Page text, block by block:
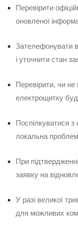
Перевірити
оновленої
Зателефонувати
і уточнити стан
Перевірити, чи
електрощитку
Поспілкуватися
локальна
При
заявку на
У разі великої
для можливих